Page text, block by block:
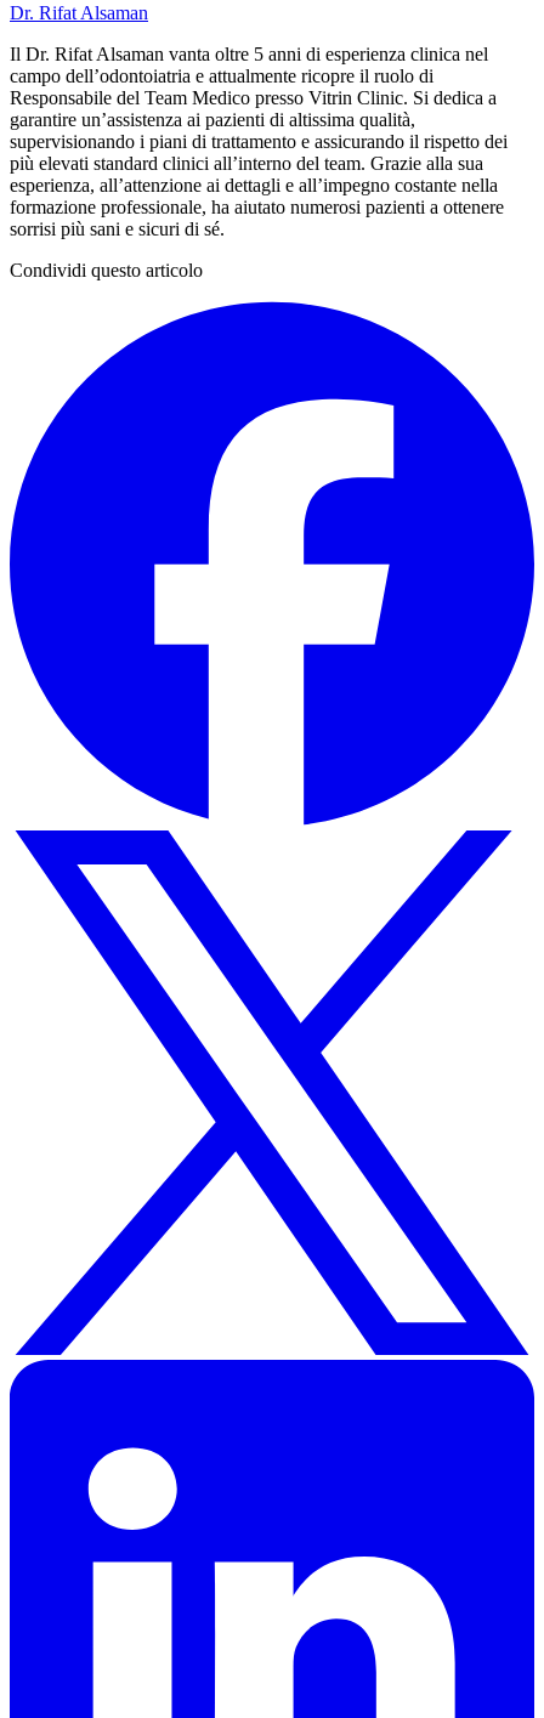
Dr. Rifat Alsaman
Il Dr. Rifat Alsaman vanta oltre 5 anni di esperienza clinica nel
campo dell’odontoiatria e attualmente ricopre il ruolo di
Responsabile del Team Medico presso Vitrin Clinic. Si dedica a
garantire un’assistenza ai pazienti di altissima qualità,
supervisionando i piani di trattamento e assicurando il rispetto dei
più elevati standard clinici all’interno del team. Grazie alla sua
esperienza, all’attenzione ai dettagli e all’impegno costante nella
formazione professionale, ha aiutato numerosi pazienti a ottenere
sorrisi più sani e sicuri di sé.
Condividi questo articolo